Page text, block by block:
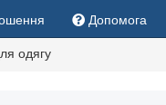
Допомога
одягу